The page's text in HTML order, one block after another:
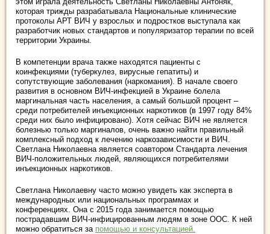
которая трижды разрабатывала Национальные клинические
протоколы АРТ ВИЧ у взрослых и подростков выступала как
разработчик новых стандартов и популяризатор терапии по всей
территории Украины.
В компетенции врача также находятся пациенты с
коинфекциями (туберкулез, вирусные гепатиты) и
сопутствующие заболевания (наркомания). В начале своего
развития в основном ВИЧ-инфекцией в Украине болела
маргинальная часть населения, а самый большой процент –
среди потребителей инъекционных наркотиков (в 1997 году 84%
среди них было инфицировано). Хотя сейчас ВИЧ не является
болезнью только маргиналов, очень важно найти правильный
комплексный подход к лечению наркозависимости и ВИЧ.
Светлана Николаевна является соавтором Стандарта лечения
ВИЧ-положительных людей, являющихся потребителями
инъекционных наркотиков.
Светлана Николаевну часто можно увидеть как эксперта в
международных или национальных программах и
конференциях. Она с 2015 года занимается помощью
пострадавшим ВИЧ-инфицированным людям в зоне ООС. К ней
можно обратиться за помощью и консультацией.